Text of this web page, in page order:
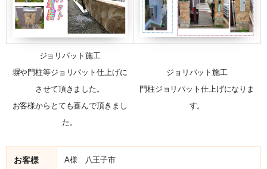
ジョリパット施工
塀や門柱等ジョリパット仕上げに
させて頂きました。
お客様からとても喜んで頂きまし
た。
ジョリパット施工
門柱ジョリパット仕上げになりま
す。
お客様 A様 八王子市